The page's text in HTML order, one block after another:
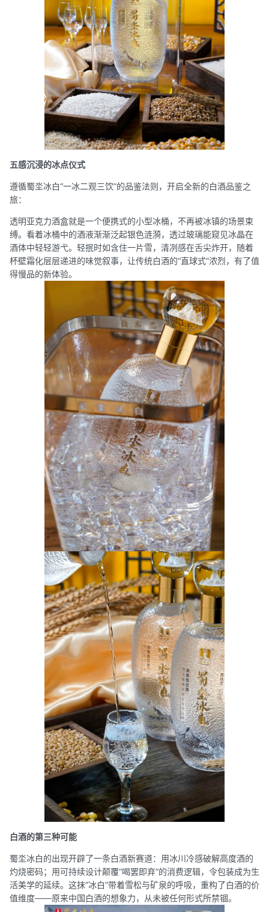
五感沉浸的冰点仪式
遵循蜀坔冰白“一冰二观三饮”的品鉴法则，开启全新的白酒品鉴之
旅：
透明亚克力酒盒就是一个便携式的小型冰桶，不再被冰镇的场景束
缚。看着冰桶中的酒液渐渐泛起银色涟漪，透过玻璃能窥见冰晶在
酒体中轻轻游弋。轻抿时如含住一片雪，清冽感在舌尖炸开，随着
杯壁霜化层层递进的味觉叙事，让传统白酒的“直球式”浓烈，有了值
得慢品的新体验。
白酒的第三种可能
蜀坔冰白的出现开辟了一条白酒新赛道：用冰川冷感破解高度酒的
灼烧密码；用可持续设计颠覆“喝罢即弃”的消费逻辑，令包装成为生
活美学的延续。这抹“冰白”带着雪松与矿泉的呼吸，重构了白酒的价
值维度——原来中国白酒的想象力，从未被任何形式所禁锢。